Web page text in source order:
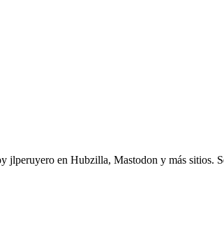
en Hubzilla, Mastodon y más sitios.